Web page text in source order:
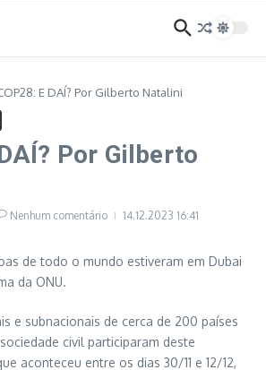
E DAÍ? Por Gilberto Natalini
Por Gilberto
Nenhum comentário 14.12.2023 16:41
de todo o mundo estiveram em Dubai
da ONU.
e subnacionais de cerca de 200 países
civil participaram deste
aconteceu entre os dias 30/11 e 12/12,